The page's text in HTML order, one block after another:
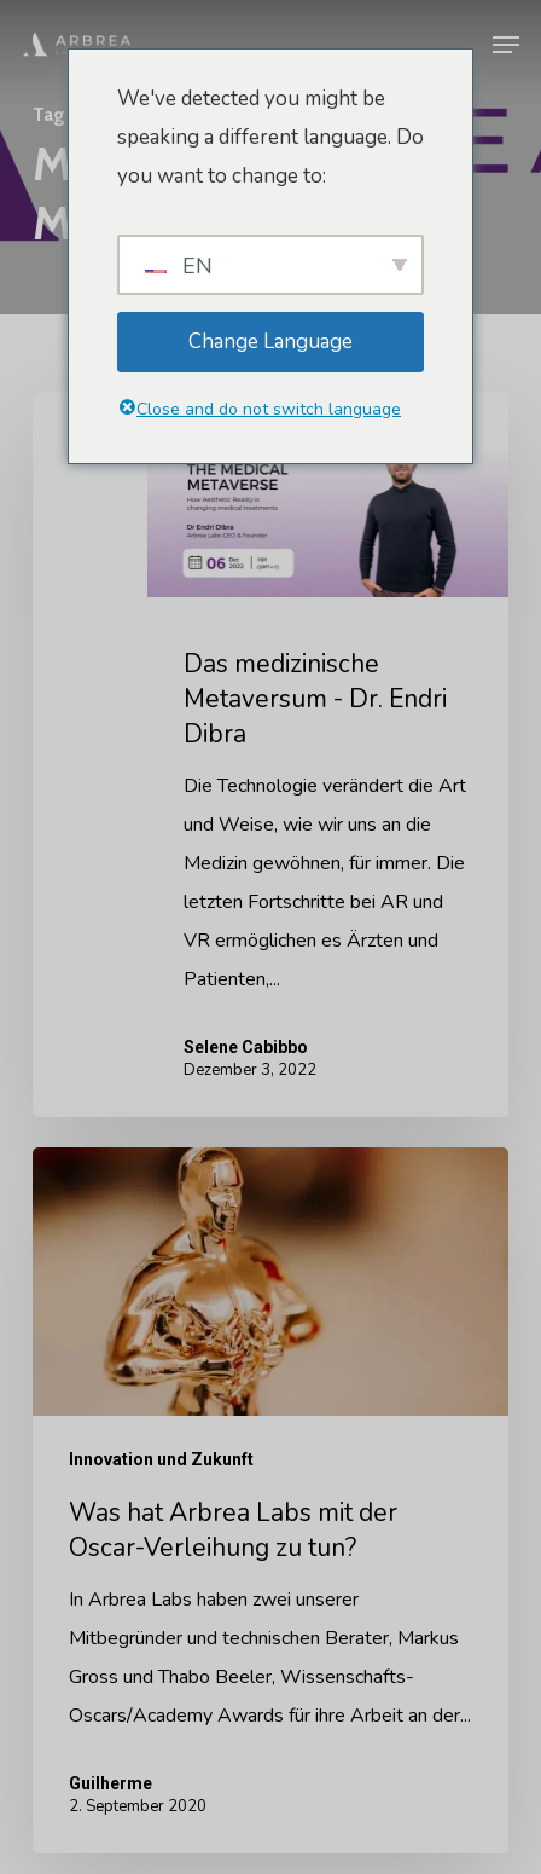
Hauptinhalt
Tag
Medizinisches
Metaversum
Das medizinische
Metaversum - Dr. Endri
Dibra
Die Technologie verändert die Art
und Weise, wie wir uns an die
Medizin gewöhnen, für immer. Die
letzten Fortschritte bei AR und
VR ermöglichen es Ärzten und
Patienten,...
Selene Cabibbo
Dezember 3, 2022
hat
Arbrea
Innovation und Zukunft
Was hat Arbrea Labs mit der
Oscar-Verleihung zu tun?
In Arbrea Labs haben zwei unserer
Mitbegründer und technischen Berater, Markus
Gross und Thabo Beeler, Wissenschafts-
Oscars/Academy Awards für ihre Arbeit an der...
Guilherme
2. September 2020
We've detected you might be
speaking a different language. Do
you want to change to:
EN
Change Language
Close and do not switch language